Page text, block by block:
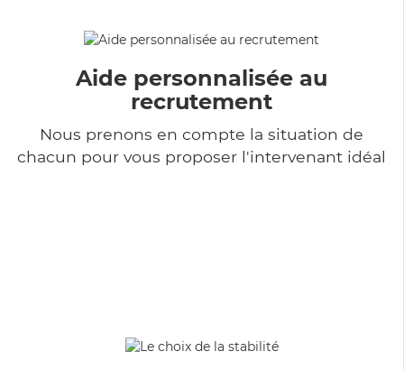
Aide personnalisée au
recrutement
Nous prenons en compte la situation de
chacun pour vous proposer l'intervenant idéal